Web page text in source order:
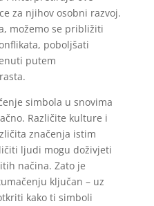
za njihov osobni razvoj.
možemo se približiti
poboljšati
putem
simbola u snovima
Različite kulture i
značenja istim
ljudi mogu doživjeti
načina. Zato je
ključan – uz
kako ti simboli